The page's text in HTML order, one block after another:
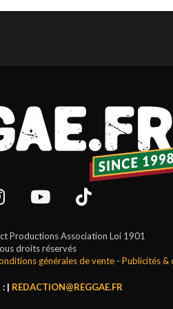
Productions Association Loi 1901
droits réservés
générales de vente- Publicités &
| REDACTION@REGGAE.FR